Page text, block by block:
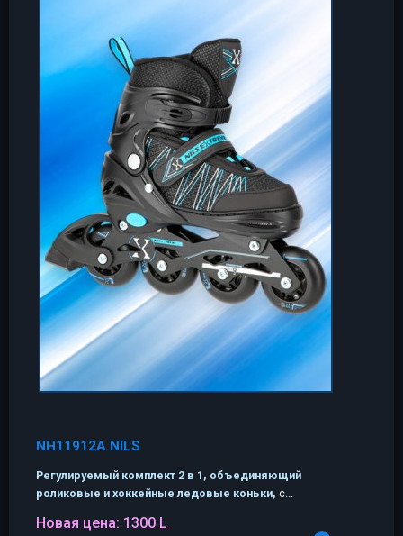
NH11912A NILS
Регулируемый комплект 2 в 1, объединяющий
роликовые и хоккейные ледовые коньки, с...
Новая цена: 1300 L